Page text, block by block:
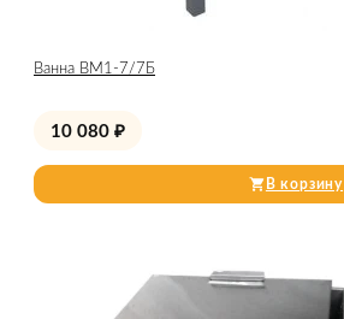
Ванна ВМ1-7/7Б
10 080 ₽
В корзину